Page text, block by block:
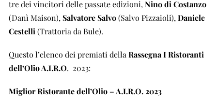
tre dei vincitori delle passate edizioni, Nino di Costanzo
(Danì Maison), Salvatore Salvo(Salvo Pizzaioli), Daniele
Cestelli (Trattoria da Bule).
Questo l’elenco dei premiati della Rassegna I Ristoranti
dell’Olio A.I.R.O. 2023:
Miglior Ristorante dell’Olio – A.I.R.O. 2023